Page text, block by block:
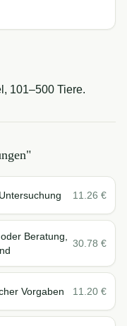
101–500 Tiere.
"
11.26 €
Beratung,
30.78 €
Vorgaben 11.20 €